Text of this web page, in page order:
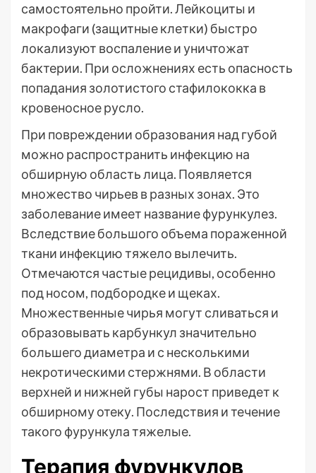
самостоятельно пройти. Лейкоциты и
макрофаги (защитные клетки) быстро
локализуют воспаление и уничтожат
бактерии. При осложнениях есть опасность
попадания золотистого стафилококка в
кровеносное русло.
При повреждении образования над губой
можно распространить инфекцию на
обширную область лица. Появляется
множество чирьев в разных зонах. Это
заболевание имеет название фурункулез.
Вследствие большого объема пораженной
ткани инфекцию тяжело вылечить.
Отмечаются частые рецидивы, особенно
под носом, подбородке и щеках.
Множественные чирья могут сливаться и
образовывать карбункул значительно
большего диаметра и с несколькими
некротическими стержнями. В области
верхней и нижней губы нарост приведет к
обширному отеку. Последствия и течение
такого фурункула тяжелые.
Терапия фурункулов